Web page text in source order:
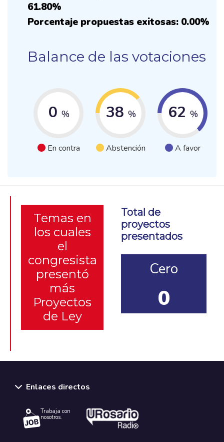
61.80%
Porcentaje propuestas exitosas: 0.00%
Balance de las votaciones
0 %
En contra
38 %
Abstención
62 %
A favor
Temas en
los cuales
el
congresista
presentó
más
Proyectos
de Ley
Total de
proyectos
presentados
Cero
0
Enlaces directos
Trabaja con
nosotros.